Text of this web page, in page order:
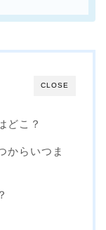
CLOSE
どこ？
からいつま